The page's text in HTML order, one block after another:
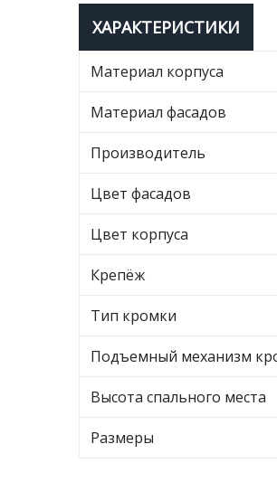
ХАРАКТЕРИСТИКИ
Материал корпуса
Материал фасадов
Производитель
Цвет фасадов
Цвет корпуса
Крепёж
Тип кромки
Подъемный механизм
Высота спального места
Размеры